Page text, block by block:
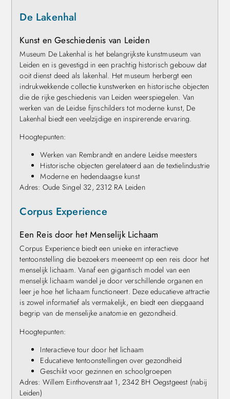
De Lakenhal
Kunst en Geschiedenis van Leiden
Museum De Lakenhal is het belangrijkste kunstmuseum van
Leiden en is gevestigd in een prachtig historisch gebouw dat
ooit dienst deed als lakenhal. Het museum herbergt een
indrukwekkende collectie kunstwerken en historische objecten
die de rijke geschiedenis van Leiden weerspiegelen. Van
werken van de Leidse fijnschilders tot moderne kunst, De
Lakenhal biedt een veelzijdige en inspirerende ervaring.
Hoogtepunten:
Werken van Rembrandt en andere Leidse meesters
Historische objecten gerelateerd aan de textielindustrie
Moderne en hedendaagse kunst
Adres: Oude Singel 32, 2312 RA Leiden
Corpus Experience
Een Reis door het Menselijk Lichaam
Corpus Experience biedt een unieke en interactieve
tentoonstelling die bezoekers meeneemt op een reis door het
menselijk lichaam. Vanaf een gigantisch model van een
menselijk lichaam wandel je door verschillende organen en
leer je hoe het lichaam functioneert. Deze educatieve attractie
is zowel informatief als vermakelijk, en biedt een diepgaand
begrip van de menselijke anatomie en gezondheid.
Hoogtepunten:
Interactieve tour door het lichaam
Educatieve tentoonstellingen over gezondheid
Geschikt voor gezinnen en schoolgroepen
Adres: Willem Einthovenstraat 1, 2342 BH Oegstgeest (nabij
Leiden)